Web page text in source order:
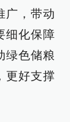
广，带动
细化保障
绿色储粮
更好支撑